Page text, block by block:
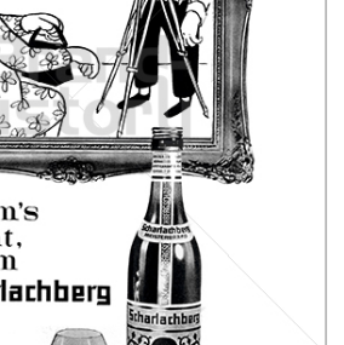
Scharlachberg Weinbrennerei, Wiesbaden
1962